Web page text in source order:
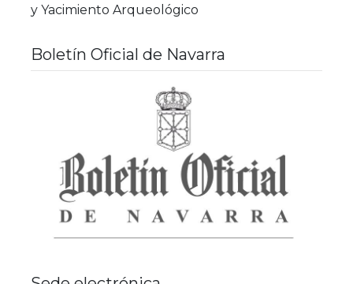
y Yacimiento Arqueológico
Boletín Oficial de Navarra